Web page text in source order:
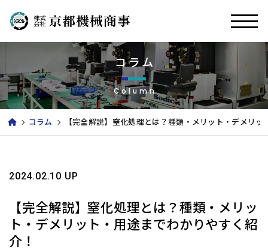
コラム
Column
コラム 【完全解説】窒化処理とは？種類・メリット・デメリ
2024.02.10 UP
【完全解説】窒化処理とは？種類・メリッ
ト・デメリット・用途までわかりやすく紹
介！